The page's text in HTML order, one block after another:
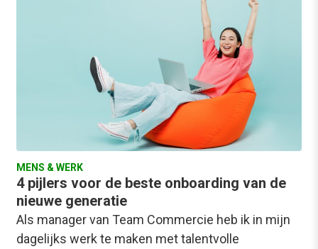
MENS & WERK
4 pijlers voor de beste onboarding van de
nieuwe generatie
Als manager van Team Commercie heb ik in mijn
dagelijks werk te maken met talentvolle